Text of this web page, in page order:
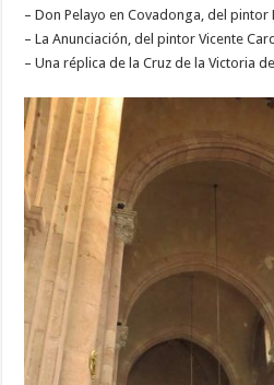
– Don Pelayo en Covadonga, del pintor
– La Anunciación, del pintor Vicente
– Una réplica de la Cruz de la Victoria